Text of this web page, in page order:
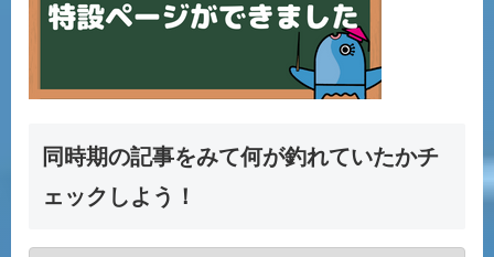
同時期の記事をみて何が釣れていたかチ
ェックしよう！